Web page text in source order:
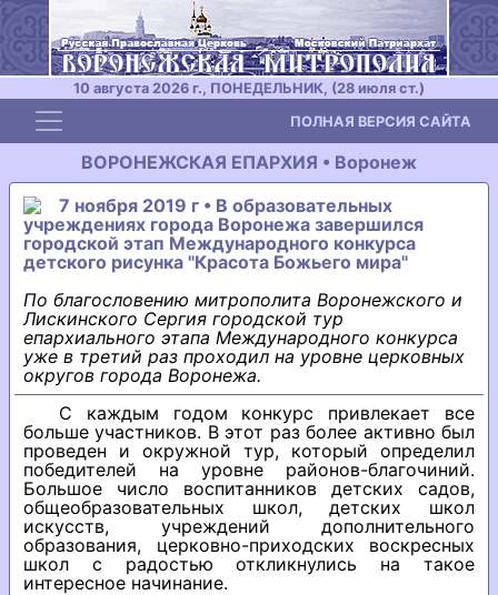
10 августа 2026 г., ПОНЕДЕЛЬНИК, (28 июля ст.)
Toggle navigation ПОЛНАЯ ВЕРСИЯ САЙТА
ВОРОНЕЖСКАЯ ЕПАРХИЯ • Воронеж
7 ноября 2019 г • В образовательных
учреждениях города Воронежа завершился
городской этап Международного конкурса
детского рисунка "Красота Божьего мира"
По благословению митрополита Воронежского и
Лискинского Сергия городской тур
епархиального этапа Международного конкурса
уже в третий раз проходил на уровне церковных
округов города Воронежа.
С каждым годом конкурс привлекает все
больше участников. В этот раз более активно был
проведен и окружной тур, который определил
победителей на уровне районов-благочиний.
Большое число воспитанников детских садов,
общеобразовательных школ, детских школ
искусств, учреждений дополнительного
образования, церковно-приходских воскресных
школ с радостью откликнулись на такое
интересное начинание.